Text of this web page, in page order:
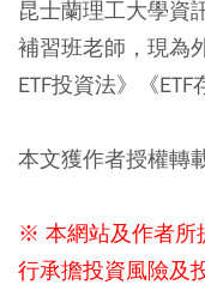
昆士蘭理工大學資
補習班老師，現為
ETF投資法》《ETF
本文獲作者授權轉
※ 本網站及作者所
行承擔投資風險及